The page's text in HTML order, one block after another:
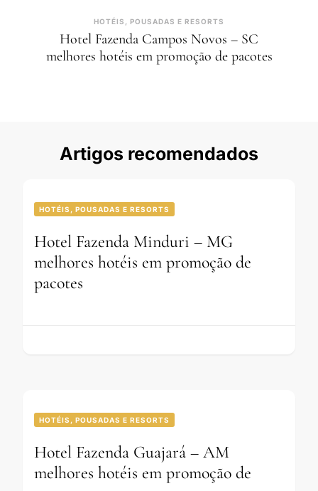
HOTÉIS, POUSADAS E RESORTS
Hotel Fazenda Campos Novos – SC
melhores hotéis em promoção de pacotes
Artigos recomendados
HOTÉIS, POUSADAS E RESORTS
Hotel Fazenda Minduri – MG
melhores hotéis em promoção de
pacotes
HOTÉIS, POUSADAS E RESORTS
Hotel Fazenda Guajará – AM
melhores hotéis em promoção de